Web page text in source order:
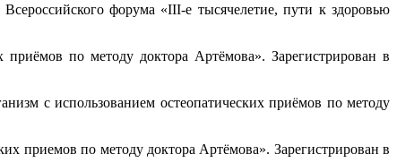
форума «III-е тысячелетие, пути к здоровью
по методу доктора Артёмова». Зарегистрирован в
с использованием остеопатических приёмов по методу
приемов по методу доктора Артёмова». Зарегистрирован в